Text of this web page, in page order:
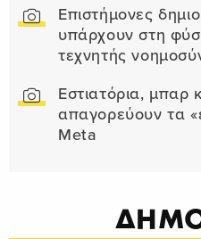
Επιστήμονες
υπάρχουν στη
τεχνητής
Εστιατόρια, μπαρ
απαγορεύουν τα
Meta